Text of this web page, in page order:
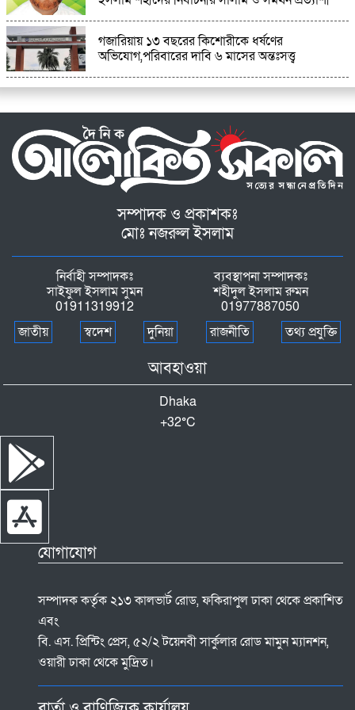
গজারিয়ায় ১৩ বছরের কিশোরীকে ধর্ষণের
অভিযোগ,পরিবারের দাবি ৬ মাসের অন্তঃসত্ত্ব
সম্পাদক ও প্রকাশকঃ
মোঃ নজরুল ইসলাম
নির্বাহী সম্পাদকঃ
সাইফুল ইসলাম সুমন
01911319912
ব্যবস্থাপনা সম্পাদকঃ
শহীদুল ইসলাম রুমন
01977887050
জাতীয়
স্বদেশ দুনিয়া রাজনীতি তথ্য প্রযুক্তি
আবহাওয়া
Dhaka
+32°C
যোগাযোগ
সম্পাদক কর্তৃক ২১৩ কালভার্ট রোড, ফকিরাপুল ঢাকা থেকে প্রকাশিত
এবং
বি. এস. প্রিন্টিং প্রেস, ৫২/২ টয়েনবী সার্কুলার রোড মামুন ম্যানশন,
ওয়ারী ঢাকা থেকে মুদ্রিত।